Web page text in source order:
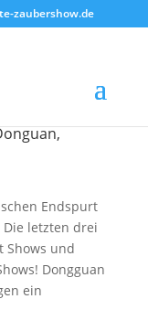
zaubershow.de
Endspurt
letzten drei
Shows und
Dongguan
ein